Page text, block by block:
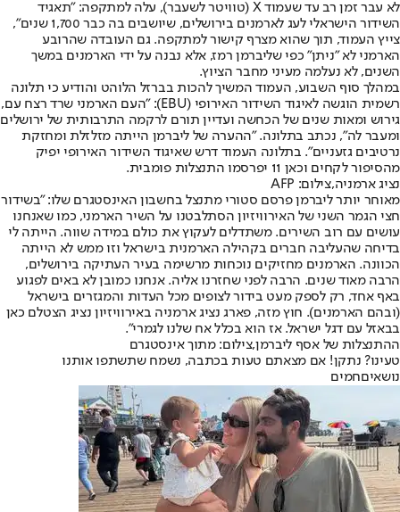
לא עבר זמן רב עד שעמוד X (טוויטר לשעבר), עלה למתקפה: "תאגיד
השידור הישראלי לעג לארמנים בירושלים, שיושבים בה כבר 1,700 שנים",
צייץ העמוד, תוך שהוא מצרף קישור למתקפה. גם העובדה שהרובע
הארמני לא "ניתן" כפי שליברמן רמז, אלא נבנה על ידי הארמנים במשך
השנים, לא נעלמה מעיני מחבר הציוץ.
במהלך סוף השבוע, העמוד המשיך להכות בברזל הלוהט והודיע כי תלונה
רשמית הוגשה לאיגוד השידור האירופי (EBU): "העם הארמני שרד רצח עם,
גירוש ומאות שנים של הכחשה ועדיין תורם לרקמה התרבותית של ירושלים
ומעבר לה", נכתב בתלונה. "ההערה של ליברמן הייתה מזלזלת ומחזקת
נרטיבים גזעניים". בתלונה העמוד דרש שאיגוד השידור האירופי יפיק
מהסיפור לקחים וכאן 11 יפרסמו התנצלות פומבית.
נציג ארמניה,צילום: AFP
מאוחר יותר ליברמן פרסם סטורי מתנצל בחשבון האינסטגרם שלו: "בשידור
חצי הגמר השני של האירוויזיון הסתלבטנו על השיר הארמני, כמו שאנחנו
עושים עם רוב השירים. משתדלים לעקוץ את כולם במידה שווה. הייתה לי
בדיחה שהעליבה חברים בקהילה הארמנית בישראל וזו ממש לא הייתה
הכוונה. הארמנים מחזיקים נוכחות מרשימה בעיר העתיקה בירושלים,
הרבה מאוד שנים. הרבה לפני שחזרנו אליה. אנחנו כמובן לא באים לפגוע
באף אחד, רק לספק מעט בידור לצופים מכל העדות והמגזרים בישראל
(ובהם הארמנים). חוץ מזה, פארג נציג ארמניה באירוויזיון נציג הצטלם כאן
בבאזל עם דגל ישראל. אז הוא בכלל אח שלנו לגמרי".
ההתנצלות של אסף ליברמן,צילום: מתוך אינסטגרם
טעינו? נתקן! אם מצאתם טעות בכתבה, נשמח שתשתפו אותנו
נושאיםחמים